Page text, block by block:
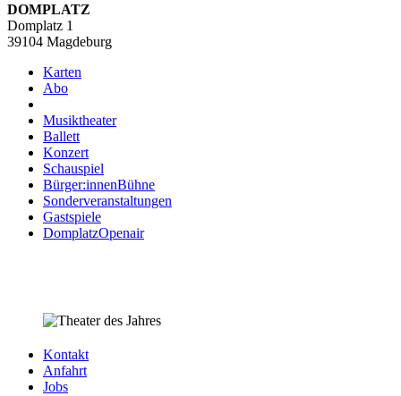
DOMPLATZ
Domplatz 1
39104 Magdeburg
Karten
Abo
Musiktheater
Ballett
Konzert
Schauspiel
Bürger:innenBühne
Sonderveranstaltungen
Gastspiele
DomplatzOpenair
Kontakt
Anfahrt
Jobs